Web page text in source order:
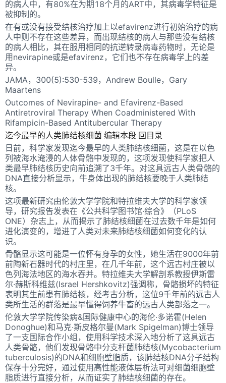
的病人中，有80%在为期18个月的ART中，其病毒学特征是
被抑制的。
在有或没有接受结核治疗加上以efavirenz进行初始治疗的病
人中则不存在这些差异，而出现结核的病人与那些没有结核
的病人相比，其在服用相同的抗逆转录病毒药物时，无论是
用nevirapine或是efavirenz，它们也不存在病毒学上的差
异。
JAMA，300(5):530-539，Andrew Boulle，Gary
Maartens
Outcomes of Nevirapine- and Efavirenz-Based
Antiretroviral Therapy When Coadministered With
Rifampicin-Based Antitubercular Therapy
迄今最早的人类肺结核细菌 编辑本段 回目录
日前，科学家发现迄今最早的人类肺结核细菌，这是在以色
列被海水淹浸的人体骨骼中发现的，这项发现使科学家把人
类最早肺结核历史向前追溯了3千年。对这具远古人类骨骼的
DNA直接分析显示，牛身体出现的肺结核要晚于人类肺结
核。
这项最新研究由伦敦大学学院和特拉维夫大学的科学家领
导，研究报告发表在《公共科学图书馆·综合》（PLoS
ONE）杂志上，从而揭示了肺结核细菌在过去数千年是如何
进化演变的，增进了人类对未来肺结核细菌如何变化的认
识。
骨骼显示这可能是一位怀有身孕的女性，她生活在9000年前
前陶新石器时代的村庄里，在几千年前，这个远古村庄被以
色列海法地区的海水吞并。特拉维夫大学解剖系教授伊斯雷
尔·赫斯科维兹(Israel Hershkovitz)强调称，骨骼损坏的特征
表明其生前患有肺结核，经考古分析，这位9千年前的远古人
类所生活的群落是最早懂得饲养牛畜的远古人类部落之一。
伦敦大学学院传染病&国际健康中心的海伦·多诺霍(Helen
Donoghue)和马克·斯皮格尔曼(Mark Spigelman)博士领导
了一支国际合作小组，使用科学技术深入地分析了这具远古
人类骨骼，他们发现骨骼中分支杆菌肺结核(Mycobacterium
tuberculosis)的DNA和细胞壁脂质，该肺结核DNA分子结构
保存十分完好，通过使用高性能液体层析法可对细菌细胞壁
脂质进行直接分析，从而证实了肺结核细菌的存在。